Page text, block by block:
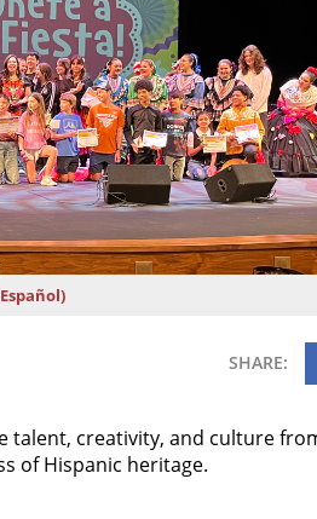
SHARE:
talent, creativity, and culture
of Hispanic heritage.